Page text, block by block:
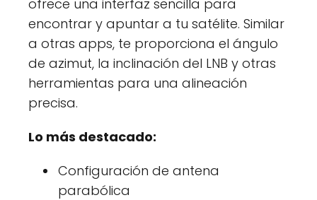
ofrece una interfaz sencilla para
encontrar y apuntar a tu satélite. Similar
a otras apps, te proporciona el ángulo
de azimut, la inclinación del LNB y otras
herramientas para una alineación
precisa.
Lo más destacado:
Configuración de antena
parabólica